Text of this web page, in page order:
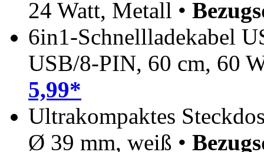
24 Watt, Metall •
6in1-Schnellladekabel
USB/8-PIN, 60 cm, 60
5,99*
Ultrakompaktes
Ø 39 mm, weiß •